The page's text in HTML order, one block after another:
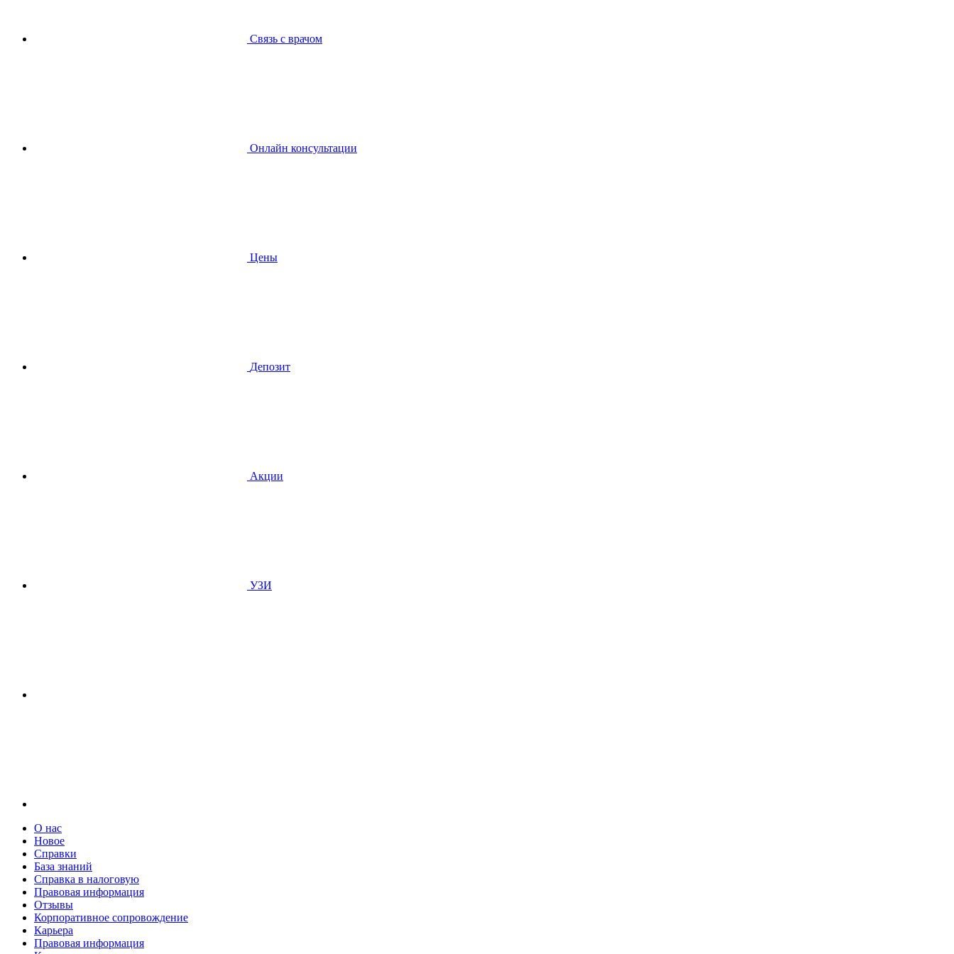
Связь с врачом
Онлайн консультации
Цены
Депозит
Акции
УЗИ
О нас
Новое
Справки
База знаний
Справка в налоговую
Правовая информация
Отзывы
Корпоративное сопровождение
Карьера
Правовая информация